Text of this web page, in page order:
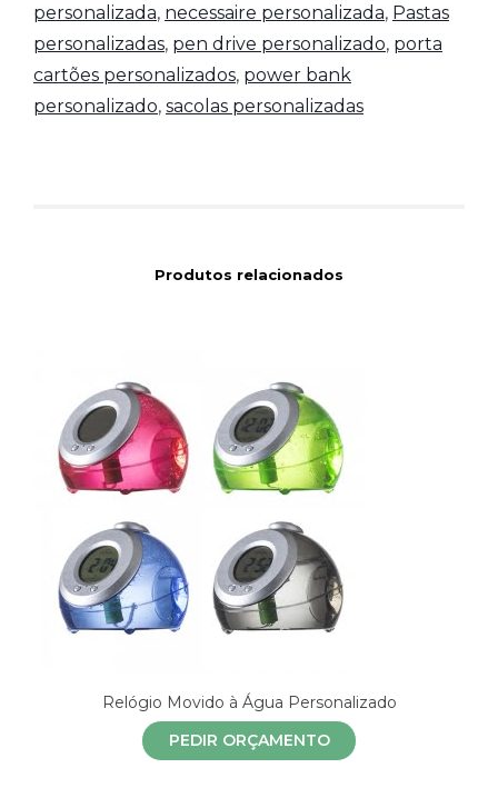
personalizada, necessaire personalizada, Pastas
personalizadas, pen drive personalizado, porta
cartões personalizados, power bank
personalizado, sacolas personalizadas
Produtos relacionados
Relógio Movido à Água Personalizado
PEDIR ORÇAMENTO